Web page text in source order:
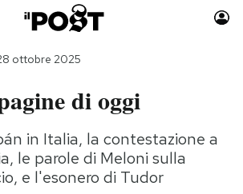
Auto
Moda
Libri
Consumismi
ottobre 2025
di oggi
in Italia, la contestazione a
le parole di Meloni sulla
e l'esonero di Tudor